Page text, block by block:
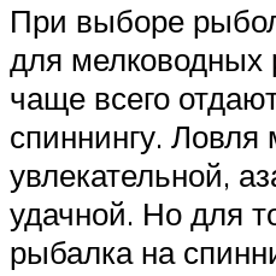
При выборе
для мелководных
чаще всего
спиннингу. Ловля
увлекательной,
удачной. Но для
рыбалка на